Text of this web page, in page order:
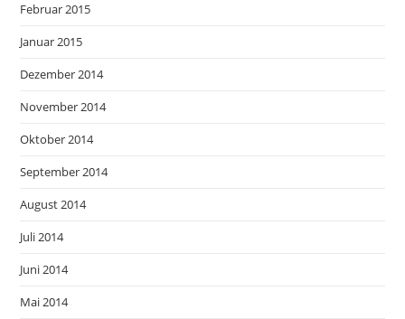
Februar 2015
Januar 2015
Dezember 2014
November 2014
Oktober 2014
September 2014
August 2014
Juli 2014
Juni 2014
Mai 2014